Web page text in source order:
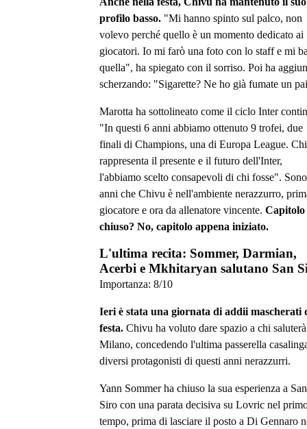
profilo basso. "Mi hanno spinto sul palco, non
volevo perché quello è un momento dedicato ai
giocatori. Io mi farò una foto con lo staff e mi
quella", ha spiegato con il sorriso. Poi ha
scherzando: "Sigarette? Ne ho già fumate un
Marotta ha sottolineato come il ciclo Inter
"In questi 6 anni abbiamo ottenuto 9 trofei, due
finali di Champions, una di Europa League.
rappresenta il presente e il futuro dell'Inter,
l'abbiamo scelto consapevoli di chi fosse".
anni che Chivu è nell'ambiente nerazzurro,
giocatore e ora da allenatore vincente. Capitolo
chiuso? No, capitolo appena iniziato.
L'ultima recita: Sommer, Darmian,
Acerbi e Mkhitaryan salutano San
Importanza: 8/10
Ieri è stata una giornata di addii mascherati
festa. Chivu ha voluto dare spazio a chi saluterà
Milano, concedendo l'ultima passerella
diversi protagonisti di questi anni nerazzurri.
Yann Sommer ha chiuso la sua esperienza a San
Siro con una parata decisiva su Lovric nel
tempo, prima di lasciare il posto a Di Gennaro